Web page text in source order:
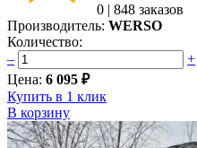
0 | 848 заказов
Производитель: WERSO
Количество:
–
+
Цена: 6 095 ₽
Купить в 1 клик
В корзину